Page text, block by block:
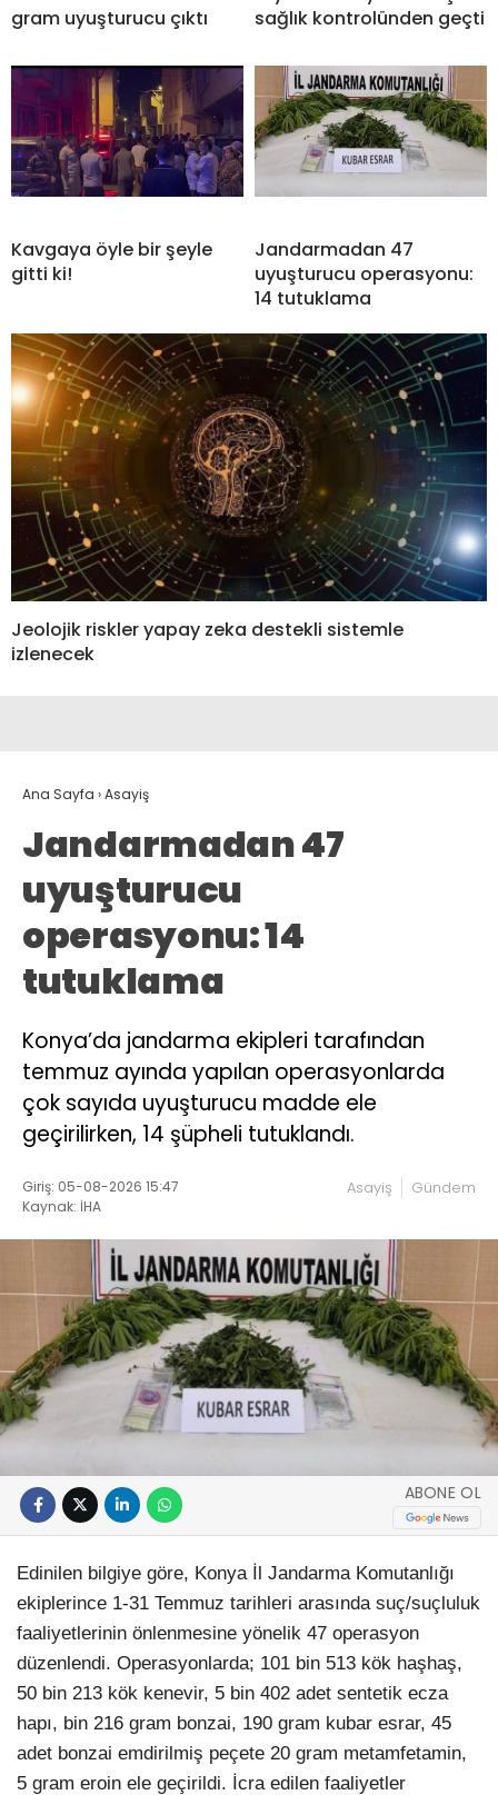
gram uyuşturucu çıktı
sağlık kontrolünden geçti
Kavgaya öyle bir şeyle
gitti ki!
Jandarmadan 47
uyuşturucu operasyonu:
14 tutuklama
Jeolojik riskler yapay zeka destekli sistemle
izlenecek
Ana Sayfa ›Asayiş
Jandarmadan 47
uyuşturucu
operasyonu: 14
tutuklama
Konya’da jandarma ekipleri tarafından
temmuz ayında yapılan operasyonlarda
çok sayıda uyuşturucu madde ele
geçirilirken, 14 şüpheli tutuklandı.
Giriş: 05-08-2026 15:47
Kaynak: İHA
Asayiş Gündem
ABONE OL
Edinilen bilgiye göre, Konya İl Jandarma Komutanlığı
ekiplerince 1-31 Temmuz tarihleri arasında suç/suçluluk
faaliyetlerinin önlenmesine yönelik 47 operasyon
düzenlendi. Operasyonlarda; 101 bin 513 kök haşhaş,
50 bin 213 kök kenevir, 5 bin 402 adet sentetik ecza
hapı, bin 216 gram bonzai, 190 gram kubar esrar, 45
adet bonzai emdirilmiş peçete 20 gram metamfetamin,
5 gram eroin ele geçirildi. İcra edilen faaliyetler